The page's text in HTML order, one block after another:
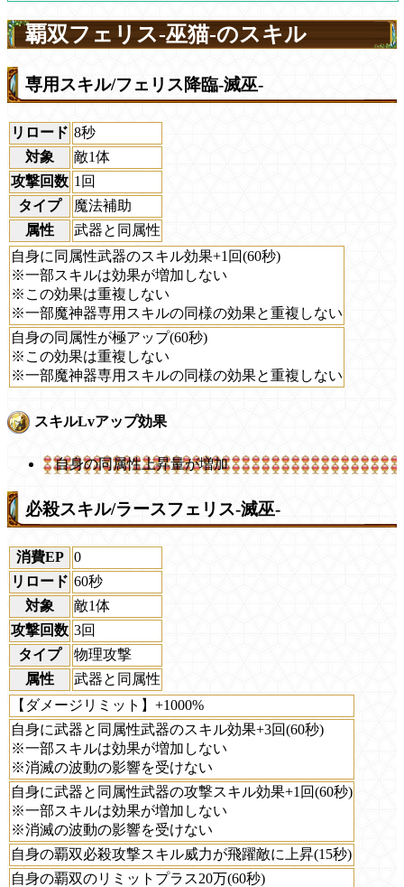
覇双フェリス-巫猫-のスキル
専用スキル/フェリス降臨-滅巫-
リロード 8秒
対象
敵1体
攻撃回数 1回
タイプ
魔法補助
属性
武器と同属性
自身に同属性武器のスキル効果+1回(60秒)
※一部スキルは効果が増加しない
※この効果は重複しない
※一部魔神器専用スキルの同様の効果と重複しない
自身の同属性が極アップ(60秒)
※この効果は重複しない
※一部魔神器専用スキルの同様の効果と重複しない
スキルLvアップ効果
自身の同属性上昇量が増加
必殺スキル/ラースフェリス-滅巫-
消費EP
0
リロード 60秒
対象
敵1体
攻撃回数 3回
タイプ
物理攻撃
属性
武器と同属性
【ダメージリミット】+1000%
自身に武器と同属性武器のスキル効果+3回(60秒)
※一部スキルは効果が増加しない
※消滅の波動の影響を受けない
自身に武器と同属性武器の攻撃スキル効果+1回(60秒)
※一部スキルは効果が増加しない
※消滅の波動の影響を受けない
自身の覇双必殺攻撃スキル威力が飛躍敵に上昇(15秒)
自身の覇双のリミットプラス20万(60秒)